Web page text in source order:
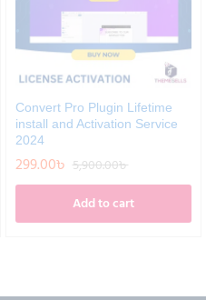
Convert Pro Plugin Lifetime
install and Activation Service
2024
299.00৳ 5,900.00৳
Add to cart